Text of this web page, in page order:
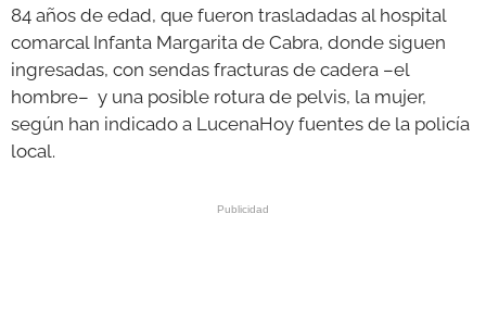
84 años de edad, que fueron trasladadas al hospital
comarcal Infanta Margarita de Cabra, donde siguen
ingresadas, con sendas fracturas de cadera –el
hombre– y una posible rotura de pelvis, la mujer,
según han indicado a LucenaHoy fuentes de la policía
local.